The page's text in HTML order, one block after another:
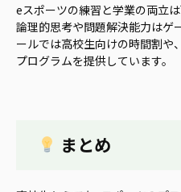
eスポーツの練習と学業の両立
論理的思考や問題解決能力はゲ
ールでは高校生向けの時間割や
プログラムを提供しています。
まとめ